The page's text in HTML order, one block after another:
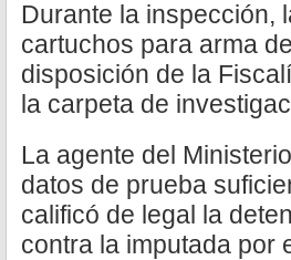
Durante la inspección,
cartuchos para arma
disposición de la
la carpeta de
La agente del
datos de prueba
calificó de legal la
contra la imputada por